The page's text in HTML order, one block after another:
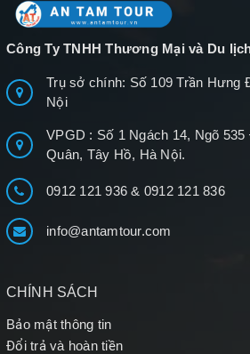
Công Ty TNHH Thương Mại và Du
Trụ sở chính: Số 109 Trần Hưng
Nội
VPGD : Số 1 Ngách 14, Ngõ
Quân, Tây Hồ, Hà Nội.
0912 121 936& 0912 121 836
info@antamtour.com
CHÍNH SÁCH
Bảo mật thông tin
Đổi trả và hoàn tiền